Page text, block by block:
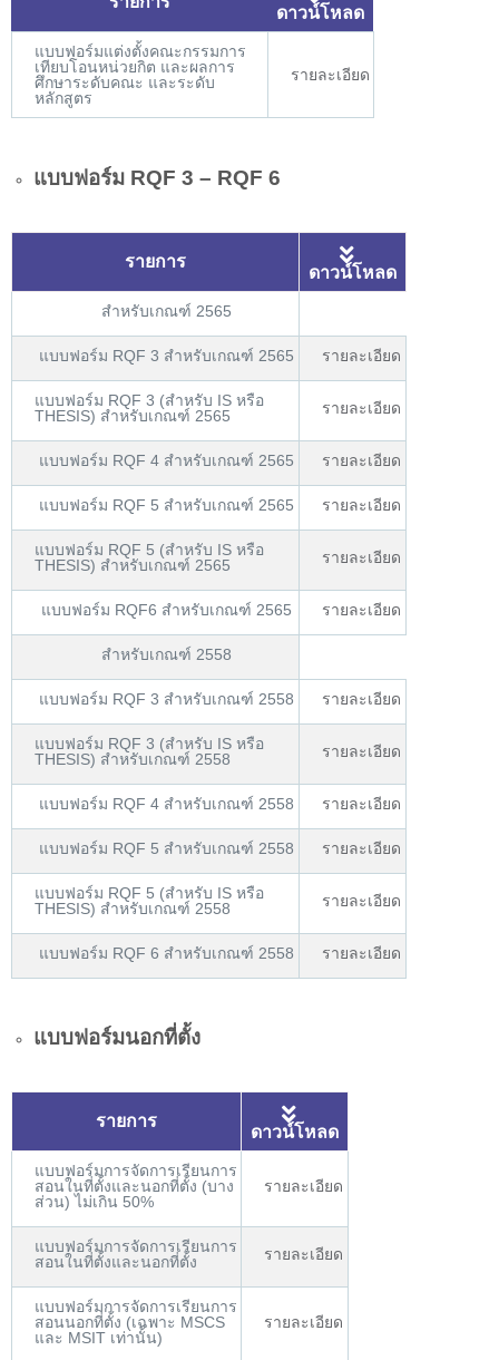
ดาวน์โหลด
แบบฟอร์มแต่งตั้งคณะกรรมการ
เทียบโอนหน่วยกิต และผลการ
ศึกษาระดับคณะ และระดับ
หลักสูตร
รายละเอียด
แบบฟอร์ม RQF 3 – RQF 6
รายการ
ดาวน์โหลด
สำหรับเกณฑ์ 2565
แบบฟอร์ม RQF 3 สำหรับเกณฑ์ 2565 รายละเอียด
แบบฟอร์ม RQF 3 (สำหรับ IS หรือ
THESIS) สำหรับเกณฑ์ 2565
รายละเอียด
แบบฟอร์ม RQF 4 สำหรับเกณฑ์ 2565 รายละเอียด
แบบฟอร์ม RQF 5 สำหรับเกณฑ์ 2565 รายละเอียด
แบบฟอร์ม RQF 5 (สำหรับ IS หรือ
THESIS) สำหรับเกณฑ์ 2565
รายละเอียด
แบบฟอร์ม RQF6 สำหรับเกณฑ์ 2565 รายละเอียด
สำหรับเกณฑ์ 2558
แบบฟอร์ม RQF 3 สำหรับเกณฑ์ 2558 รายละเอียด
แบบฟอร์ม RQF 3 (สำหรับ IS หรือ
THESIS) สำหรับเกณฑ์ 2558
รายละเอียด
แบบฟอร์ม RQF 4 สำหรับเกณฑ์ 2558 รายละเอียด
แบบฟอร์ม RQF 5 สำหรับเกณฑ์ 2558 รายละเอียด
แบบฟอร์ม RQF 5 (สำหรับ IS หรือ
THESIS) สำหรับเกณฑ์ 2558
รายละเอียด
แบบฟอร์ม RQF 6 สำหรับเกณฑ์ 2558 รายละเอียด
แบบฟอร์มนอกที่ตั้ง
รายการ
ดาวน์โหลด
แบบฟอร์มการจัดการเรียนการ
สอนในที่ตั้งและนอกที่ตั้ง (บาง
ส่วน) ไม่เกิน 50%
รายละเอียด
แบบฟอร์มการจัดการเรียนการ
สอนในที่ตั้งและนอกที่ตั้ง
รายละเอียด
แบบฟอร์มการจัดการเรียนการ
สอนนอกที่ตั้ง (เฉพาะ MSCS
และ MSIT เท่านั้น)
รายละเอียด